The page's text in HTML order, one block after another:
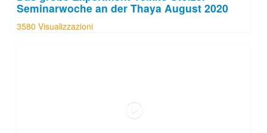
Seminarwoche an der Thaya August 2020
3580 Visualizzazioni